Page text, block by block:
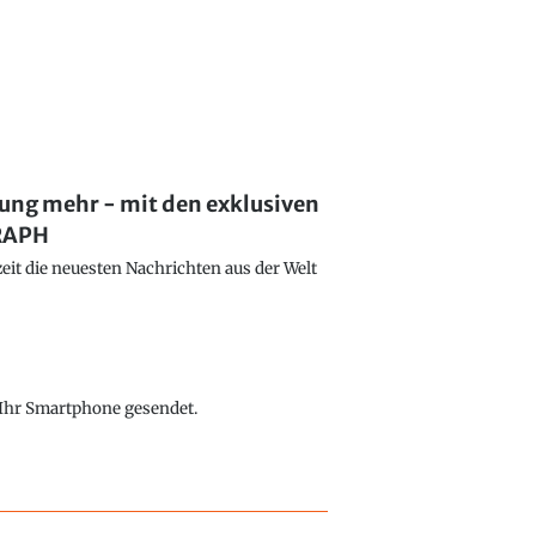
mehr - mit den exklusiven
die neuesten Nachrichten aus der Welt
Smartphone gesendet.